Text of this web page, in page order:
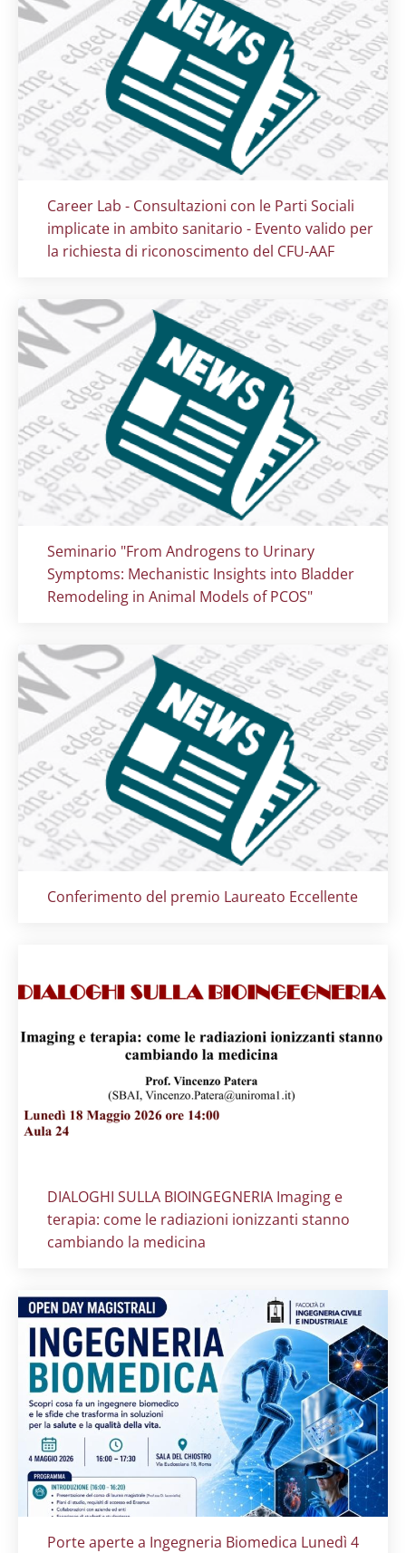
Titolo card :
Career Lab - Consultazioni con le Parti Sociali
implicate in ambito sanitario - Evento valido per
la richiesta di riconoscimento del CFU-AAF
Titolo card:
Seminario "From Androgens to Urinary
Symptoms: Mechanistic Insights into Bladder
Remodeling in Animal Models of PCOS"
Titolo card:
Conferimento del premio Laureato Eccellente
Titolo card:
DIALOGHI SULLA BIOINGEGNERIA Imaging e
terapia: come le radiazioni ionizzanti stanno
cambiando la medicina
Titolo card:
Porte aperte a Ingegneria Biomedica Lunedì 4